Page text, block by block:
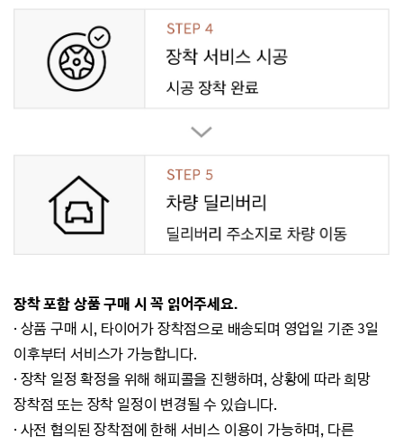
장착 포함 상품 구매 시 꼭 읽어주세요.
· 상품 구매 시, 타이어가 장착점으로 배송되며 영업일 기준 3일
이후부터 서비스가 가능합니다.
· 장착 일정 확정을 위해 해피콜을 진행하며, 상황에 따라 희망
장착점 또는 장착 일정이 변경될 수 있습니다.
· 사전 협의된 장착점에 한해 서비스 이용이 가능하며, 다른